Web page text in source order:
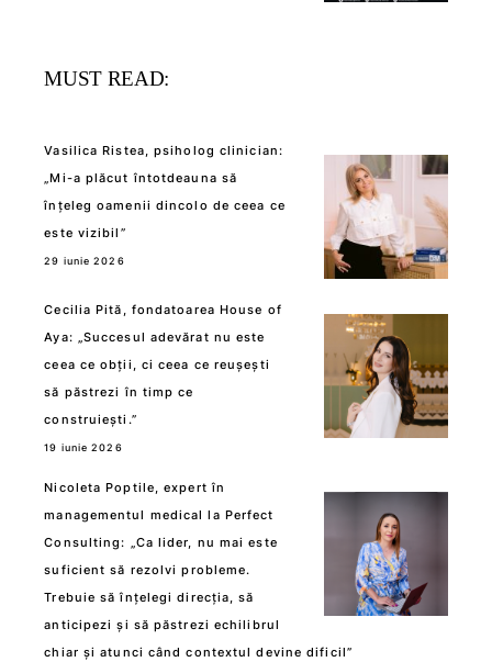
MUST READ:
Vasilica Ristea, psiholog clinician:
„Mi-a plăcut întotdeauna să
înțeleg oamenii dincolo de ceea ce
este vizibil”
29 iunie 2026
Cecilia Pită, fondatoarea House of
Aya: „Succesul adevărat nu este
ceea ce obții, ci ceea ce reușești
să păstrezi în timp ce
construiești.”
19 iunie 2026
Nicoleta Poptile, expert în
managementul medical la Perfect
Consulting: „Ca lider, nu mai este
suficient să rezolvi probleme.
Trebuie să înțelegi direcția, să
anticipezi și să păstrezi echilibrul
chiar și atunci când contextul devine dificil”